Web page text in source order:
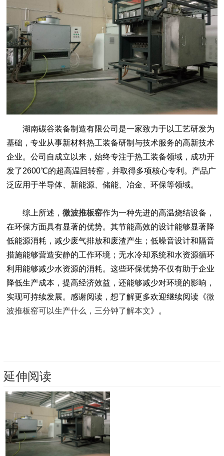
湖南碳谷装备制造有限公司是一家致力于以工艺研发为
基础，专业从事新材料热工装备研制与技术服务的高新技术
企业。公司自成立以来，始终专注于热工装备领域，成功开
发了2600℃的超高温回转窑，并取得多项核心专利。产品广
泛应用于半导体、新能源、储能、冶金、环保等领域。
综上所述，微波推板窑作为一种先进的高温烧结设备，
在环保方面具有显著的优势。其节能高效的设计能够显著降
低能源消耗，减少废气排放和废渣产生；低噪音设计和隔音
措施能够营造安静的工作环境；无水冷却系统和水资源循环
利用能够减少水资源的消耗。这些环保优势不仅有助于企业
降低生产成本，提高经济效益，还能够减少对环境的影响，
实现可持续发展。感谢阅读，想了解更多欢迎继续阅读《微
波推板窑可以生产什么，三分钟了解本文》。
延伸阅读